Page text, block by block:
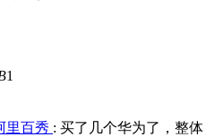
1
里百秀 : 买了几个华为了，整体